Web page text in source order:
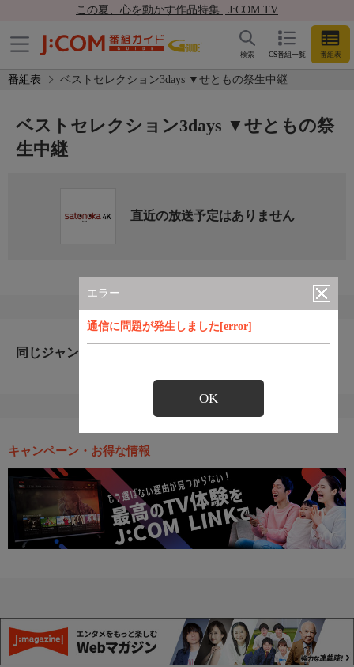
この夏、心を動かす作品特集 | J:COM TV
CS番組一覧 番組表
検索
番組表 ベストセレクション3days ▼せともの祭生中継
エラー
通信に問題が発生しました[error]
OK
ベストセレクション3days ▼せともの祭
生中継
直近の放送予定はありません
同じジャンルのおすすめ番組
キャンペーン・お得な情報